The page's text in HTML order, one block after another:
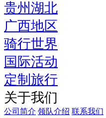
贵州湖北
广西地区
骑行世界
国际活动
定制旅行
关于我们
公司简介 领队介绍 联系我们